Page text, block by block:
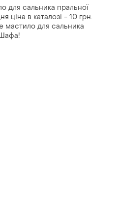
для сальника пральної
ціна в каталозі - 10 грн.
мастило для сальника